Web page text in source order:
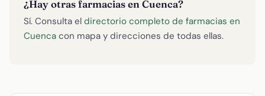
¿Hay otras farmacias en Cuenca?
Sí. Consulta el directorio completo de farmacias en
Cuenca con mapa y direcciones de todas ellas.